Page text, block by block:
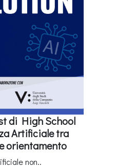
di High School
Artificiale tra
orientamento
non..